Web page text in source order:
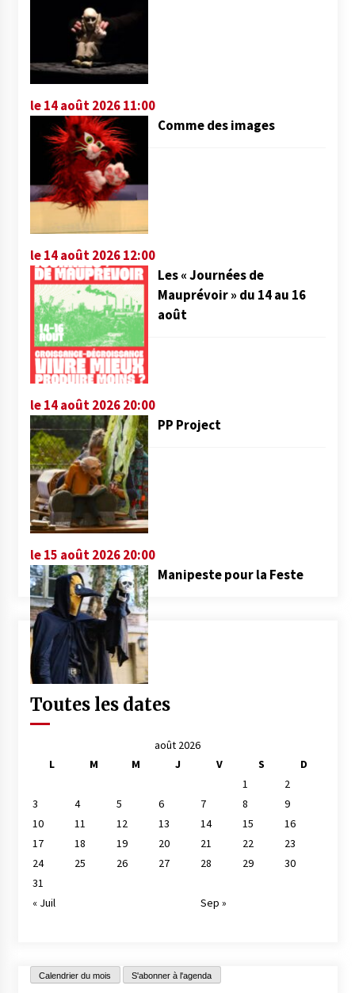
le 14 août 2026 11:00
Comme des images
le 14 août 2026 12:00
Les « Journées de
Mauprévoir » du 14 au 16
août
le 14 août 2026 20:00
PP Project
le 15 août 2026 20:00
Manipeste pour la Feste
Toutes les dates
août 2026
L
M M J V S
D
1
2
3
4 5 6 7 8
9
10
11 12 13 14 15
16
17
18 19 20 21 22
23
24
25 26 27 28 29
30
31
« Juil
Sep »
Calendrier du mois S'abonner à l'agenda